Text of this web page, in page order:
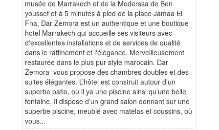
musée de Marrakech et de la Mederssa de Ben
youssef et à 5 minutes à pied de la place Jamaa El
Fna, Dar Zemora est un authentique et une boutique
hotel Marrakech qui accueille ses visiteurs avec
d'excellentes installations et de services de qualité
dans le raffinement et l'élégance. Merveilleusement
restaurée dans le plus pur style marocain. Dar
Zemora vous propose des chambres doubles et des
suites élégantes. L’hôtel est construit autour d’un
superbe patio, où il ya une piscine ainsi qu’une belle
fontaine. Il dispose d’un grand salon donnant sur une
superbe piscine, meublé avec matelas et coussins, où
vous...